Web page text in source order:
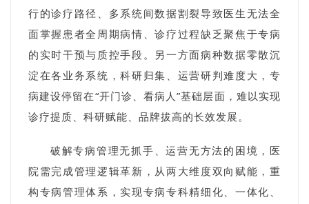
行的诊疗路径、多系统间数据割裂导致医生无法全
面掌握患者全周期病情、诊疗过程缺乏聚焦于专病
的实时干预与质控手段。另一方面病种数据零散沉
淀在各业务系统，科研归集、运营研判难度大，专
病建设停留在“开门诊、看病人”基础层面，难以实现
诊疗提质、科研赋能、品牌拔高的长效发展。
破解专病管理无抓手、运营无方法的困境，医
院需完成管理逻辑革新，从两大维度双向赋能，重
构专病管理体系，实现专病专科精细化、一体化、